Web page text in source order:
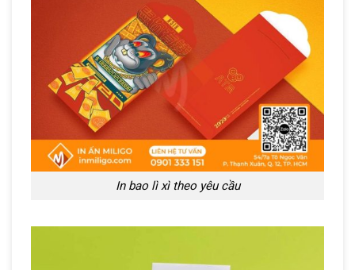
In bao lì xì theo yêu cầu